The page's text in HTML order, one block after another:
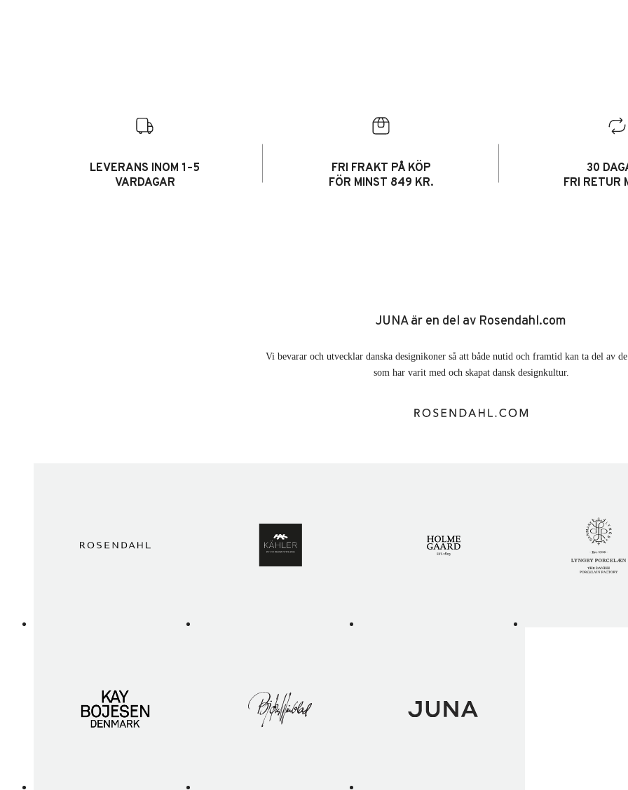
LEVERANS INOM 1–5
VARDAGAR
FRI FRAKT PÅ KÖP
FÖR MINST 849 KR.
30
FRI RETUR
JUNA är en del av Rosendahl.com
Vi bevarar och utvecklar danska designikoner så att både nutid och framtid kan ta del av
som har varit med och skapat dansk designkultur.